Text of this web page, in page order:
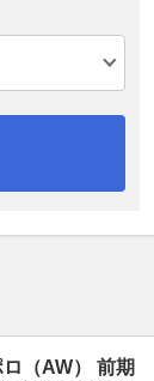
（AW） 前期